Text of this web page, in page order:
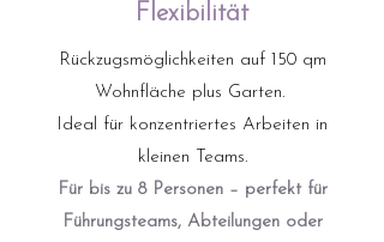
Flexibilität
Rückzugsmöglichkeiten auf 150 qm
Wohnfläche plus Garten.
Ideal für konzentriertes Arbeiten in
kleinen Teams.
Für bis zu 8 Personen – perfekt für
Führungsteams, Abteilungen oder